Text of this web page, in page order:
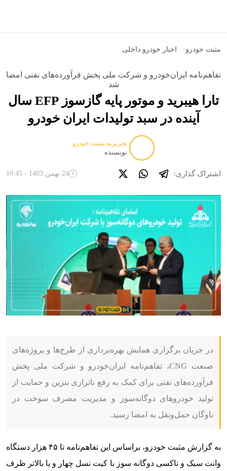
مثبت خودرو> اخبار خودرو داخلی
تفاهم‌نامه ایران‌خودرو و شرکت ملی پخش فرآورده‌های نفتی امضا
شد
تارا هیبرید و موتور پایه گازسوز EFP سال
آینده در سبد تولیدات ایران خودرو
تحریریه مثبت خودرو
نویسنده
اشتراک گذاری: 24 بهمن 1403 - 10:45
در جریان برگزاری همایش بهره‌برداری از طرح‌ها و پروژه‌های
صنعت CNG، تفاهم‌نامه ایران‌‌خودرو و شرکت ملی پخش
فرآورده‌های نفتی برای کمک به رفع ناترازی بنزین و حمایت از
تولید خودروهای دوگانه‌سوز و مدیریت مصرف سوخت در
ناوگان حمل‌ونقل به امضا رسید.
به گزارش مثبت خودزو، براساس این تفاهم‌نامه تا ۴۵ هزار دستگاه
وانت سبک و تاکسی دوگانه سوز با کیت نسل چهار و یا بالاتر ظرف